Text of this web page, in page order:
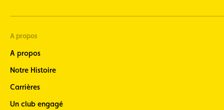
A propos
A propos
Notre Histoire
Carrières
Un club engagé